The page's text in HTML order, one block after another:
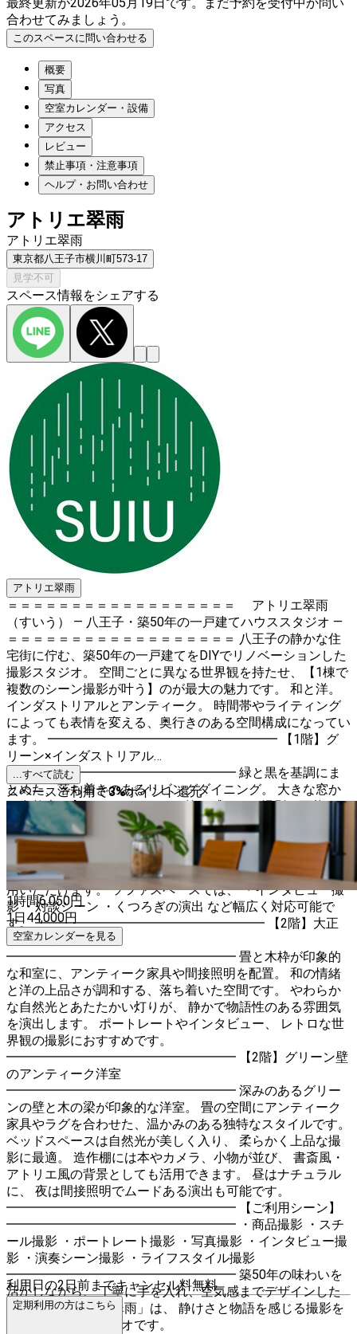
合わせてみましょう。
このスペースに問い合わせる
概要
写真
空室カレンダー・設備
アクセス
レビュー
禁止事項・注意事項
ヘルプ・お問い合わせ
アトリエ翠雨
アトリエ翠雨
東京都八王子市横川町573-17
見学不可
スペース情報をシェアする
アトリエ翠雨
＝＝＝＝＝＝＝＝＝＝＝＝＝＝＝＝＝＝ アトリエ翠雨
（すいう） ― 八王子・築50年の一戸建てハウススタジオ ―
＝＝＝＝＝＝＝＝＝＝＝＝＝＝＝＝＝＝ 八王子の静かな住
宅街に佇む、築50年の一戸建てをDIYでリノベーションした
撮影スタジオ。 空間ごとに異なる世界観を持たせ、【1棟で
複数のシーン撮影が叶う】のが最大の魅力です。 和と洋。
インダストリアルとアンティーク。 時間帯やライティング
によっても表情を変える、奥行きのある空間構成になってい
ます。 ━━━━━━━━━━━━━━━━━━ 【1階】グ
リーン×インダストリアル
━━━━━━━━━━━━━━━━━━ 緑と黒を基調にま
とめた、落ち着きのあるリビングダイニング。 大きな窓か
ら自然光が入り、ナチュラルで抜け感のある撮影が可能で
す。 深みのあるグリーンのキッチンは、背景としても映え
るデザイン。 水道が使用できるため、手洗いやメイク落と
しなど控室用途にも対応しています。 ダイニングには電子
ピアノを設置。 演奏シーンやライフスタイル撮影にもご利
用いただけます。 ソファスペースでは、 ・インタビュー撮
影 ・対談シーン ・くつろぎの演出 など幅広く対応可能で
す。 ━━━━━━━━━━━━━━━━━━ 【2階】大正
浪漫テイストの和室
━━━━━━━━━━━━━━━━━━ 畳と木枠が印象的
な和室に、アンティーク家具や間接照明を配置。 和の情緒
と洋の上品さが調和する、落ち着いた空間です。 やわらか
な自然光とあたたかい灯りが、 静かで物語性のある雰囲気
を演出します。 ポートレートやインタビュー、 レトロな世
界観の撮影におすすめです。
━━━━━━━━━━━━━━━━━━ 【2階】グリーン壁
のアンティーク洋室
━━━━━━━━━━━━━━━━━━ 深みのあるグリー
ンの壁と木の梁が印象的な洋室。 畳の空間にアンティーク
家具やラグを合わせた、温かみのある独特なスタイルです。
ベッドスペースは自然光が美しく入り、 柔らかく上品な撮
影に最適。 造作棚には本やカメラ、小物が並び、 書斎風・
アトリエ風の背景としても活用できます。 昼はナチュラル
に、 夜は間接照明でムードある演出も可能です。
━━━━━━━━━━━━━━━━━━ 【ご利用シーン】
━━━━━━━━━━━━━━━━━━ ・商品撮影 ・スチ
ール撮影 ・ポートレート撮影 ・写真撮影 ・インタビュー撮
影 ・演奏シーン撮影 ・ライフスタイル撮影
━━━━━━━━━━━━━━━━━━ 築50年の味わいを
活かしながら、 丁寧に手を入れ、空気感までデザインした
空間。 「アトリエ翠雨」は、 静けさと物語を感じる撮影を
叶えるハウススタジオです。
...すべて読む
スペースご利用で3%ポイント還元
1時間6,050円
1日44,000円
空室カレンダーを見る
利用日の2日前までキャンセル料無料
定期利用の方はこちら